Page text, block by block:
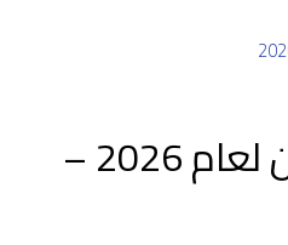
رعاية دار مسنين لعام 2026 –